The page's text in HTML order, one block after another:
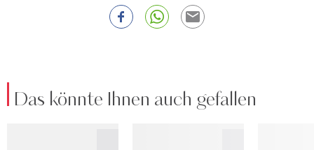
Das könnte Ihnen auch gefallen